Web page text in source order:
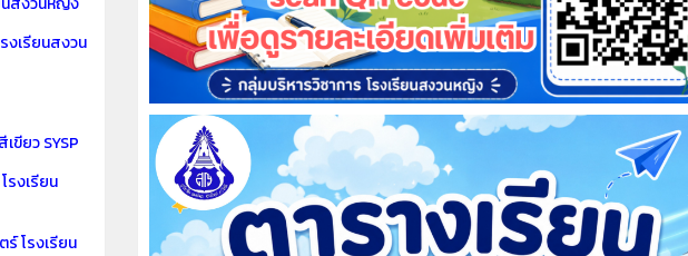
งเรียนสงวน
ขียว SYSP
รงเรียน
โรงเรียน